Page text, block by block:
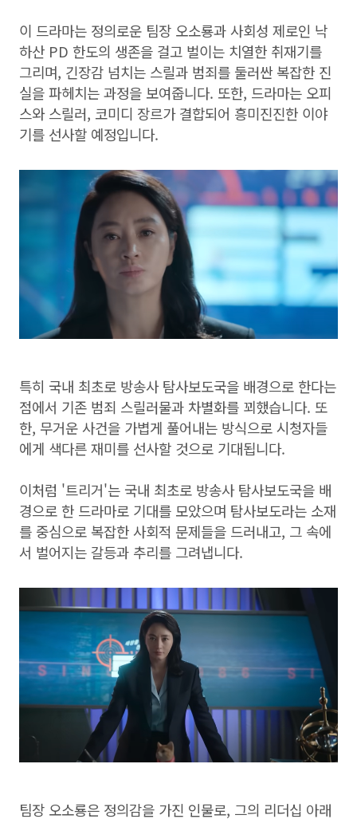
이 드라마는 정의로운 팀장 오소룡과 사회성 제로인 낙
하산 PD 한도의 생존을 걸고 벌이는 치열한 취재기를
그리며, 긴장감 넘치는 스릴과 범죄를 둘러싼 복잡한 진
실을 파헤치는 과정을 보여줍니다. 또한, 드라마는 오피
스와 스릴러, 코미디 장르가 결합되어 흥미진진한 이야
기를 선사할 예정입니다.
특히 국내 최초로 방송사 탐사보도국을 배경으로 한다는
점에서 기존 범죄 스릴러물과 차별화를 꾀했습니다. 또
한, 무거운 사건을 가볍게 풀어내는 방식으로 시청자들
에게 색다른 재미를 선사할 것으로 기대됩니다.
이처럼 '트리거'는 국내 최초로 방송사 탐사보도국을 배
경으로 한 드라마로 기대를 모았으며 탐사보도라는 소재
를 중심으로 복잡한 사회적 문제들을 드러내고, 그 속에
서 벌어지는 갈등과 추리를 그려냅니다.
팀장 오소룡은 정의감을 가진 인물로, 그의 리더십 아래